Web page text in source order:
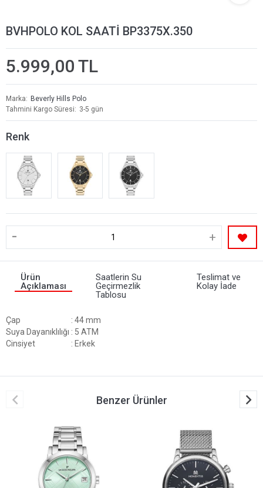
BVHPOLO KOL SAATİ BP3375X.350
5.999,00 TL
Marka
Beverly Hills Polo
Tahmini Kargo Süresi
3-5 gün
Renk
- +
Ürün
Açıklaması
Saatlerin Su
Geçirmezlik
Tablosu
Teslimat ve
Kolay İade
Çap
: 44 mm
Suya Dayanıklılığı : 5 ATM
Cinsiyet
: Erkek
Benzer Ürünler